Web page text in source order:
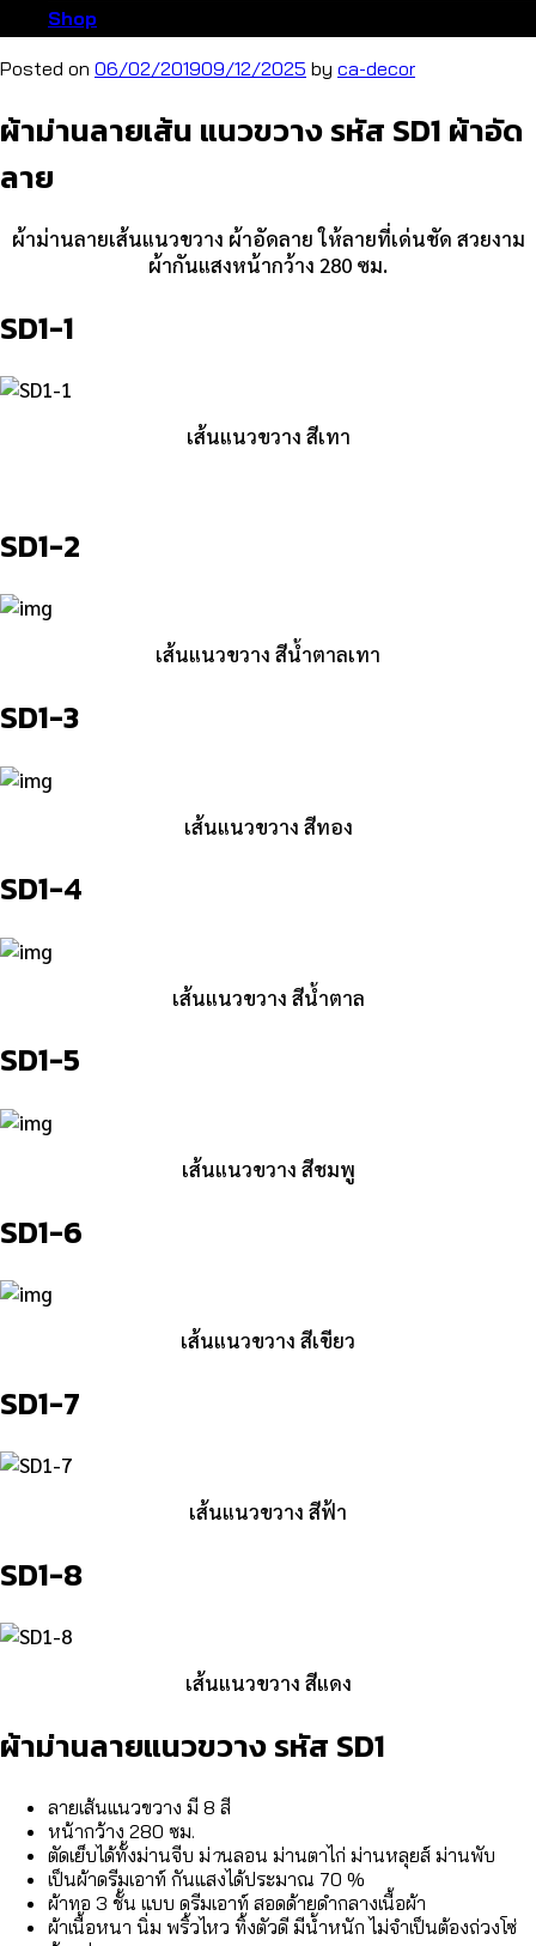
Shop
Posted on 06/02/201909/12/2025 by ca-decor
ผ้าม่านลายเส้น แนวขวาง รหัส SD1 ผ้าอัด
ลาย
ผ้าม่านลายเส้นแนวขวาง ผ้าอัดลาย ให้ลายที่เด่นชัด สวยงาม
ผ้ากันแสงหน้ากว้าง 280 ซม.
SD1-1
เส้นแนวขวาง สีเทา
SD1-2
เส้นแนวขวาง สีน้ำตาลเทา
SD1-3
เส้นแนวขวาง สีทอง
SD1-4
เส้นแนวขวาง สีน้ำตาล
SD1-5
เส้นแนวขวาง สีชมพู
SD1-6
เส้นแนวขวาง สีเขียว
SD1-7
เส้นแนวขวาง สีฟ้า
SD1-8
เส้นแนวขวาง สีแดง
ผ้าม่านลายแนวขวาง รหัส SD1
ลายเส้นแนวขวาง มี 8 สี
หน้ากว้าง 280 ซม.
ตัดเย็บได้ทั้งม่านจีบ ม่านลอน ม่านตาไก่ ม่านหลุยส์ ม่านพับ
เป็นผ้าดรีมเอาท์ กันแสงได้ประมาณ 70 %
ผ้าทอ 3 ชั้น แบบ ดรีมเอาท์ สอดด้ายดำกลางเนื้อผ้า
ผ้าเนื้อหนา นิ่ม พริ้วไหว ทิ้งตัวดี มีน้ำหนัก ไม่จำเป็นต้องถ่วงโซ่